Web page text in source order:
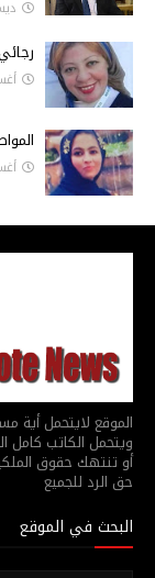
الموقع لايتحمل أية
ويتحمل الكاتب كامل
أو تنتهك حقوق
حق الرد للجميع
البحث في الموقع